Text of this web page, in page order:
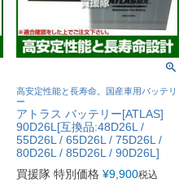
高安定性能と長寿命。国産車用バッテリ
ー
アトラス バッテリー[ATLAS]
90D26L[互換品:48D26L /
55D26L / 65D26L / 75D26L /
80D26L / 85D26L / 90D26L]
買援隊 特別価格 ¥9,900税込